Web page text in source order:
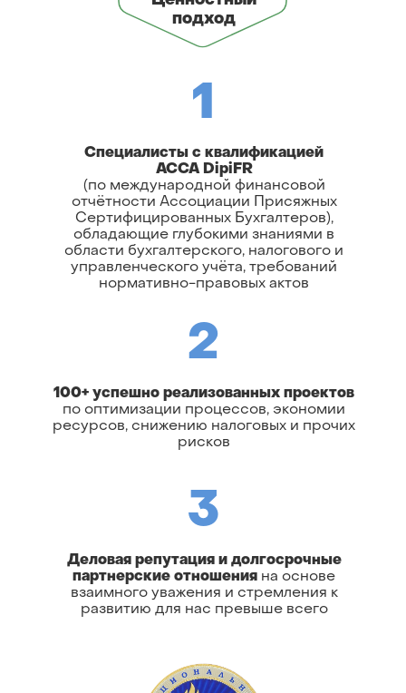
подход
Специалисты с квалификацией
ACCA DipiFR
(по международной финансовой
отчётности Ассоциации Присяжных
Сертифицированных Бухгалтеров),
обладающие глубокими знаниями в
области бухгалтерского, налогового и
управленческого учёта, требований
нормативно-правовых актов
100+ успешно реализованных проектов
по оптимизации процессов, экономии
ресурсов, снижению налоговых и прочих
рисков
Деловая репутация и долгосрочные
партнерские отношения на основе
взаимного уважения и стремления к
развитию для нас превыше всего
1
2
3